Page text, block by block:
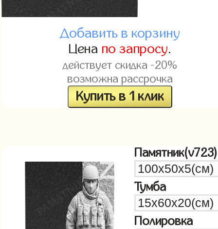
Добавить в корзину
Цена по запросу.
действует скидка -20%
возможна рассрочка
Купить в 1 клик
Памятник(v723)
Тумба
Полировка